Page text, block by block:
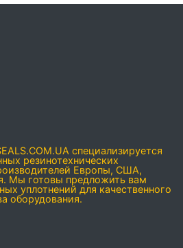
специализируется
резинотехнических
Европы, США,
Мы готовы предложить вам
уплотнений для качественного
оборудования.